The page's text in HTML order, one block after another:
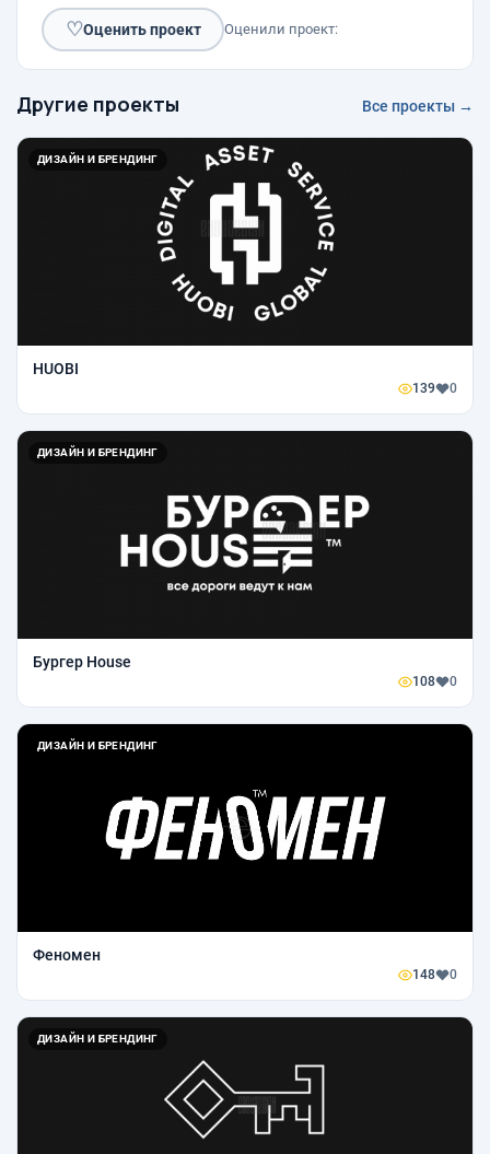
♡Оценить проект Оценили проект:
Другие проекты Все проекты →
ДИЗАЙН И БРЕНДИНГ
HUOBI
139 0
ДИЗАЙН И БРЕНДИНГ
Бургер House
108 0
ДИЗАЙН И БРЕНДИНГ
Феномен
148 0
ДИЗАЙН И БРЕНДИНГ